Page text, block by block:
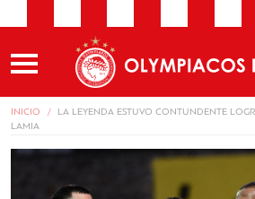
INICIO
LA LEYENDA ESTUVO CONTUNDENTE
LAMIA